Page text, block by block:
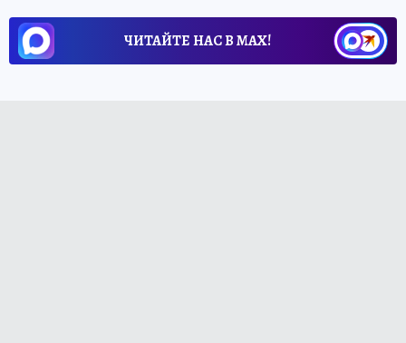
ЧИТАЙТЕ НАС В МАХ!